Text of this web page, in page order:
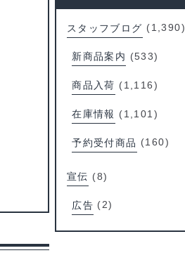
スタッフブログ (1,390)
新商品案内 (533)
商品入荷 (1,116)
在庫情報 (1,101)
予約受付商品 (160)
宣伝 (8)
広告 (2)